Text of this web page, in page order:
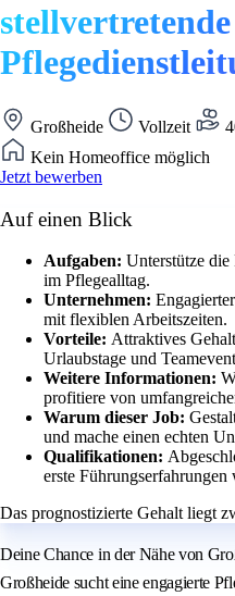
stellvertretende
Großheide Vollzeit
Kein Homeoffice möglich
Jetzt bewerben
Auf einen Blick
Aufgaben: Unterstütze
im Pflegealltag.
Unternehmen:
mit flexiblen Arbeitszeiten.
Vorteile: Attraktives
Urlaubstage und
Weitere Informationen:
profitiere von
Warum dieser Job:
und mache einen echten
Qualifikationen:
erste Führungserfahrungen
Das prognostizierte Gehalt liegt
Deine Chance in der Nähe von
Großheide sucht eine engagierte